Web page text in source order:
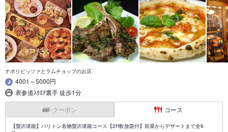
ナポリピッツァとラムチョップのお店
4001～5000円
表参道ｽｸｴｱ裏手 徒歩1分
クーポン コース
【贅沢堪能】バリトン名物贅沢堪能コース【2H飲放題付】前菜からデザートまで全9